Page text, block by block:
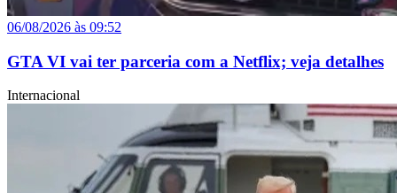
06/08/2026 às 09:52
GTA VI vai ter parceria com a Netflix; veja detalhes
Internacional